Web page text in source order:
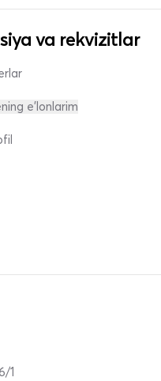
va rekvizitlar
e'lonlarim
1